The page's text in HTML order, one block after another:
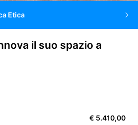
FR
Etica
il suo spazio a
€ 5.410,00